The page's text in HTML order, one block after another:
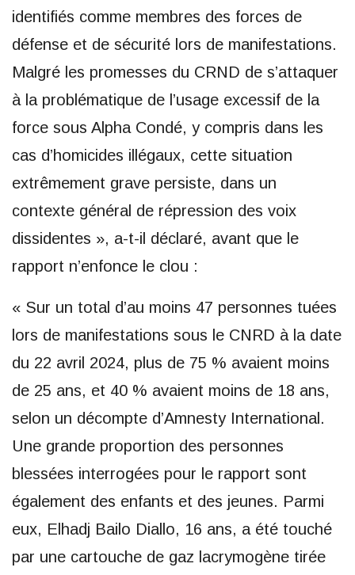
identifiés comme membres des forces de
défense et de sécurité lors de manifestations.
Malgré les promesses du CRND de s’attaquer
à la problématique de l’usage excessif de la
force sous Alpha Condé, y compris dans les
cas d’homicides illégaux, cette situation
extrêmement grave persiste, dans un
contexte général de répression des voix
dissidentes », a-t-il déclaré, avant que le
rapport n’enfonce le clou :
« Sur un total d’au moins 47 personnes tuées
lors de manifestations sous le CNRD à la date
du 22 avril 2024, plus de 75 % avaient moins
de 25 ans, et 40 % avaient moins de 18 ans,
selon un décompte d’Amnesty International.
Une grande proportion des personnes
blessées interrogées pour le rapport sont
également des enfants et des jeunes. Parmi
eux, Elhadj Bailo Diallo, 16 ans, a été touché
par une cartouche de gaz lacrymogène tirée